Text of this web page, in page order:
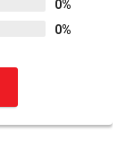
0%
0%